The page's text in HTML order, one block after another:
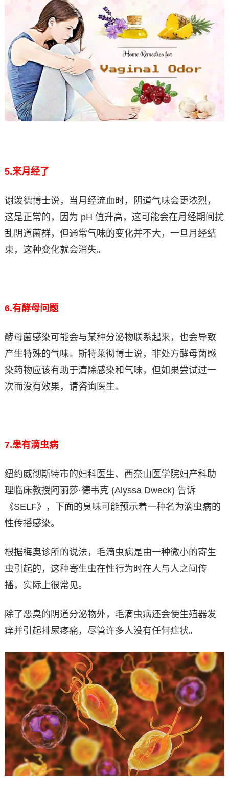
5.来月经了
谢泼德博士说，当月经流血时，阴道气味会更浓烈，
这是正常的，因为 pH 值升高，这可能会在月经期间扰
乱阴道菌群，但通常气味的变化并不大，一旦月经结
束，这种变化就会消失。
6.有酵母问题
酵母菌感染可能会与某种分泌物联系起来，也会导致
产生特殊的气味。斯特莱彻博士说，非处方酵母菌感
染药物应该有助于清除感染和气味，但如果尝试过一
次而没有效果，请咨询医生。
7.患有滴虫病
纽约威彻斯特市的妇科医生、西奈山医学院妇产科助
理临床教授阿丽莎·德韦克 (Alyssa Dweck) 告诉
《SELF》，下面的臭味可能预示着一种名为滴虫病的
性传播感染。
根据梅奥诊所的说法，毛滴虫病是由一种微小的寄生
虫引起的，这种寄生虫在性行为时在人与人之间传
播，实际上很常见。
除了恶臭的阴道分泌物外，毛滴虫病还会使生殖器发
痒并引起排尿疼痛，尽管许多人没有任何症状。